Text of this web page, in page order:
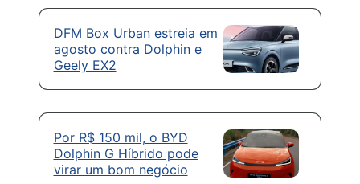
DFM Box Urban estreia em
agosto contra Dolphin e
Geely EX2
Por R$ 150 mil, o BYD
Dolphin G Híbrido pode
virar um bom negócio